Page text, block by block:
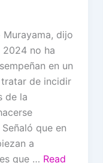
dijo
no ha
en un
de incidir
de la
que en
a
que … Read